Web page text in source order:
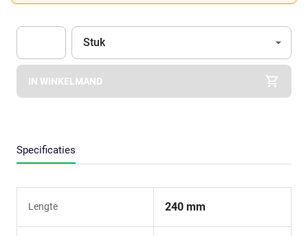
Apok.Product.Detail.AddToCart.Quantity (Optioneel)
Eenheid
Stuk
IN WINKELMAND
Specificaties
Lengte 240 mm